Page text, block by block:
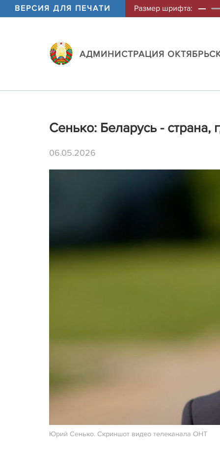
ВЕРСИЯ ДЛЯ ПЕЧАТИ Размер шрифта:
АДМИНИСТРАЦИЯ
Сенько: Беларусь -
06.05.2026
Юрий Сенько. Скриншот видео телеканала ОНТ